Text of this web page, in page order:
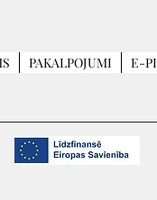
PAKALPOJUMI E-